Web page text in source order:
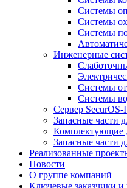
Системы
Системы
Системы
Инженерные
Системы
Системы
Сервер
Запасные части
Комплектующие
Запасные части
Реализованные
Новости
О группе компаний
Ключевые заказчики и